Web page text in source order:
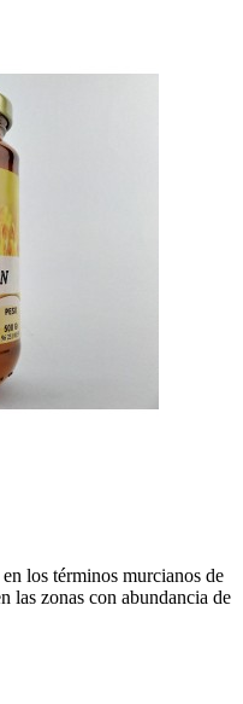
los términos murcianos de
las zonas con abundancia de